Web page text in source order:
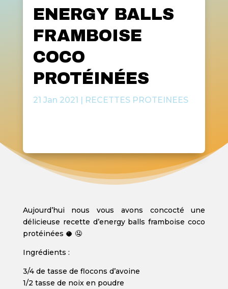
ENERGY BALLS
FRAMBOISE
COCO
PROTÉINÉES
21 Jan 2021 | RECETTES PROTEINEES
Aujourd’hui nous vous avons concocté une
délicieuse recette d’energy balls framboise coco
protéinées 🥥 🤤
Ingrédients :
3/4 de tasse de flocons d’avoine
1/2 tasse de noix en poudre